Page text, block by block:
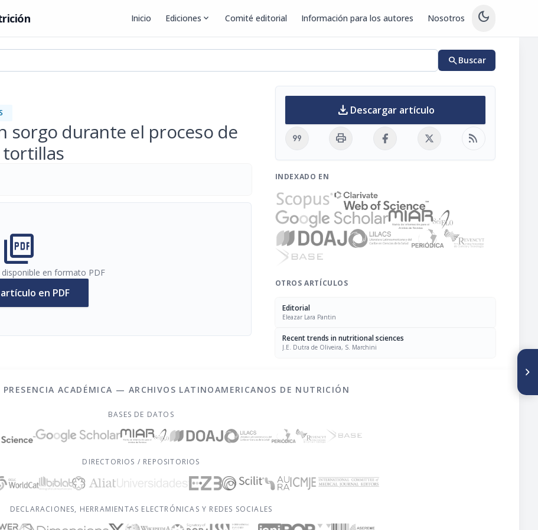
Inicio Ediciones expand_more Comité editorial Información para los autores Nosotros dark_mode
searchBuscar
sorgo durante el proceso de
tortillas
picture_as_pdf
en formato PDF
en PDF
download Descargar artículo
format_quote print rss_feed
INDEXADO EN
OTROS ARTÍCULOS
Editorial
Eleazar Lara Pantin
Recent trends in nutritional sciences
J.E. Dutra de Oliveira, S. Marchini
PRESENCIA ACADÉMICA — ARCHIVOS LATINOAMERICANOS DE NUTRICIÓN
BASES DE DATOS
DIRECTORIOS / REPOSITORIOS
DECLARACIONES, HERRAMIENTAS ELECTRÓNICAS Y REDES SOCIALES